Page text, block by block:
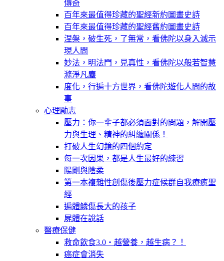
傳奇
百年來最值得珍藏的聖經新約圖畫史詩
百年來最值得珍藏的聖經舊約圖畫史詩
涅槃，破生死，了無常，看佛陀以身入滅示
現人間
妙法，明法門，見真性，看佛陀以般若智慧
滌淨凡塵
度化，行遍十方世界，看佛陀遊化人間的故
事
心理勵志
壓力：你一輩子都必須面對的問題，解開壓
力與生理、精神的糾纏關係！
打破人生幻鏡的四個約定
每一次因果，都是人生最好的練習
陽剛與陰柔
第一本複雜性創傷後壓力症候群自我療癒聖
經
遍體鱗傷長大的孩子
屍體在說話
醫療保健
救命飲食3.0‧越營養，越生病？！
癌症會消失